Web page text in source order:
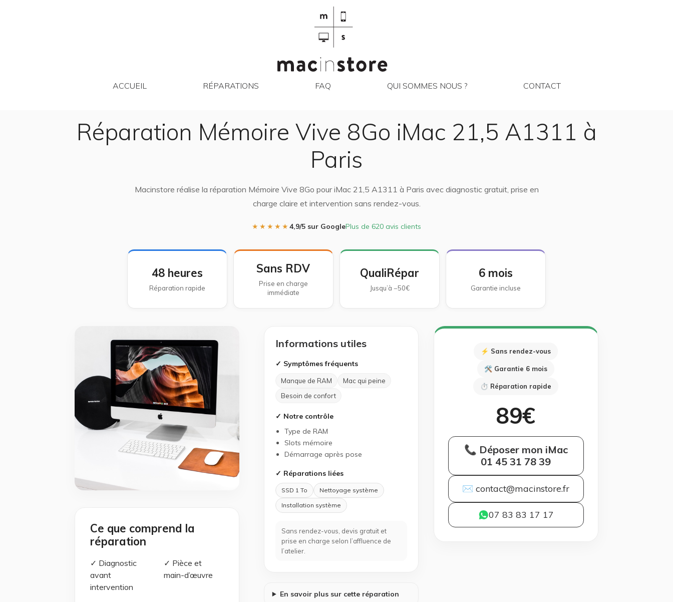
ACCUEIL RÉPARATIONS FAQ QUI SOMMES NOUS ? CONTACT
Réparation Mémoire Vive 8Go iMac 21,5 A1311 à
Paris
Macinstore réalise la réparation Mémoire Vive 8Go pour iMac 21,5 A1311 à Paris avec diagnostic gratuit, prise en
charge claire et intervention sans rendez-vous.
★★★★★ 4,9/5 sur GooglePlus de 620 avis clients
48 heures
Réparation rapide
Sans RDV
Prise en charge
immédiate
QualiRépar
Jusqu’à −50€
6 mois
Garantie incluse
Ce que comprend la
réparation
✓ Diagnostic
avant
intervention
✓ Pièce et
main-d’œuvre
Informations utiles
✓ Symptômes fréquents
Manque de RAM
Mac qui peine
Besoin de confort
✓ Notre contrôle
Type de RAM
Slots mémoire
Démarrage après pose
✓ Réparations liées
SSD 1 To
Nettoyage système
Installation système
Sans rendez-vous, devis gratuit et
prise en charge selon l’affluence de
l’atelier.
En savoir plus sur cette réparation
⚡ Sans rendez-vous
🛠 Garantie 6 mois
⏱ Réparation rapide
89€
📞 Déposer mon iMac
01 45 31 78 39
✉ contact@macinstore.fr
07 83 83 17 17